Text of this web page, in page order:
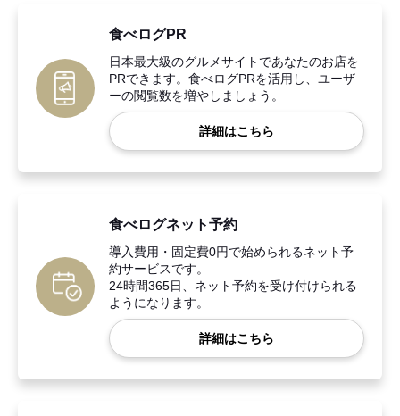
食べログPR
日本最大級のグルメサイトであなたのお店を
PRできます。食べログPRを活用し、ユーザ
ーの閲覧数を増やしましょう。
詳細はこちら
食べログネット予約
導入費用・固定費0円で始められるネット予
約サービスです。
24時間365日、ネット予約を受け付けられる
ようになります。
詳細はこちら